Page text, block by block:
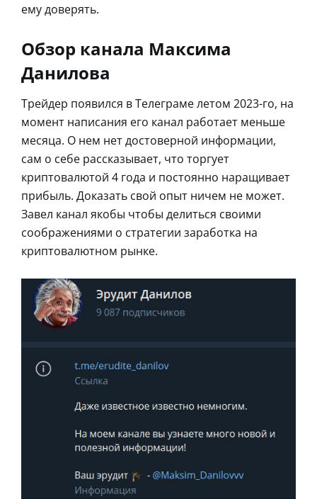
ему доверять.
Обзор канала Максима
Данилова
Трейдер появился в Телеграме летом 2023-го, на
момент написания его канал работает меньше
месяца. О нем нет достоверной информации,
сам о себе рассказывает, что торгует
криптовалютой 4 года и постоянно наращивает
прибыль. Доказать свой опыт ничем не может.
Завел канал якобы чтобы делиться своими
соображениями о стратегии заработка на
криптовалютном рынке.